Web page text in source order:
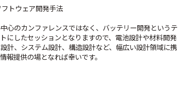
トウェア開発手法
心のカンファレンスではなく、バッテリー開発というテ
にしたセッションとなりますので、電池設計や材料開発
計、システム設計、構造設計など、幅広い設計領域に携
報提供の場となれば幸いです。